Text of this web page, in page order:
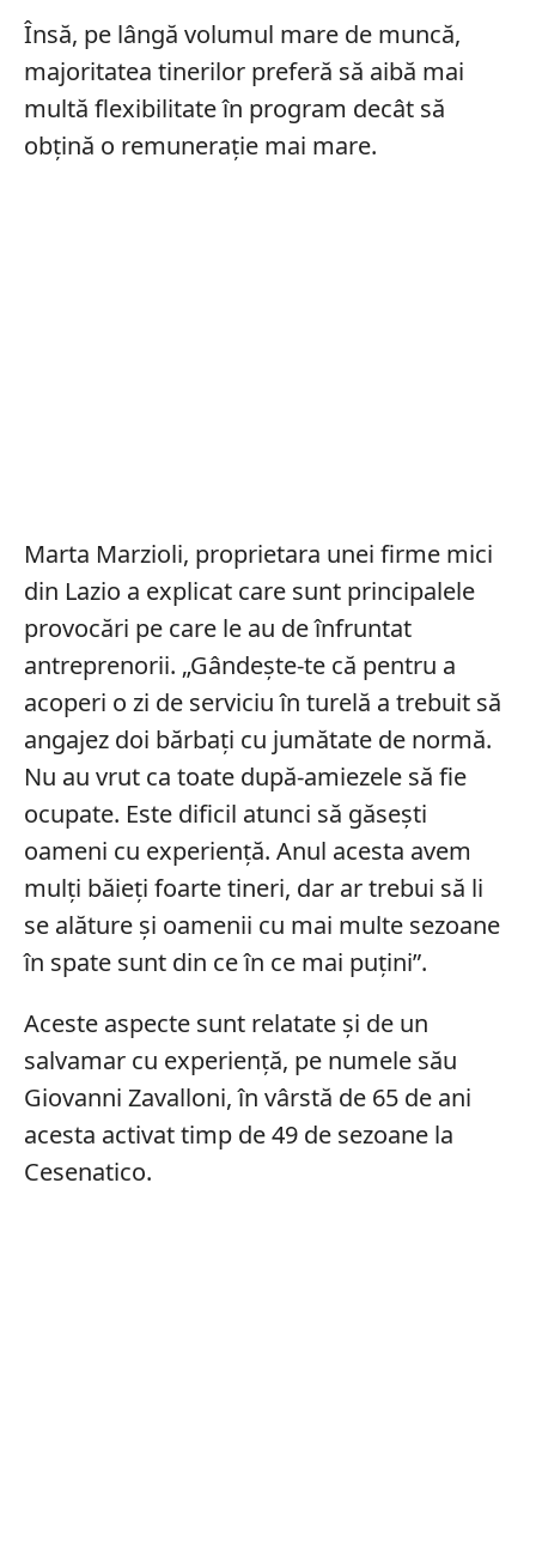
Însă, pe lângă volumul mare de muncă,
majoritatea tinerilor preferă să aibă mai
multă flexibilitate în program decât să
obțină o remunerație mai mare.
Marta Marzioli, proprietara unei firme mici
din Lazio a explicat care sunt principalele
provocări pe care le au de înfruntat
antreprenorii. „Gândește-te că pentru a
acoperi o zi de serviciu în turelă a trebuit să
angajez doi bărbați cu jumătate de normă.
Nu au vrut ca toate după-amiezele să fie
ocupate. Este dificil atunci să găsești
oameni cu experiență. Anul acesta avem
mulți băieți foarte tineri, dar ar trebui să li
se alăture și oamenii cu mai multe sezoane
în spate sunt din ce în ce mai puțini”.
Aceste aspecte sunt relatate și de un
salvamar cu experiență, pe numele său
Giovanni Zavalloni, în vârstă de 65 de ani
acesta activat timp de 49 de sezoane la
Cesenatico.